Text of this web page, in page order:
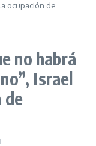
ocupación de
no habrá
Israel
de